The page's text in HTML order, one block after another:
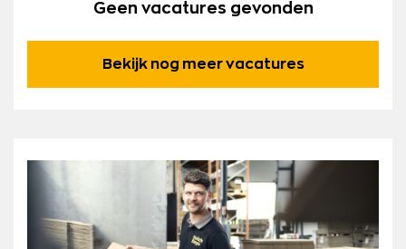
Geen vacatures gevonden
Bekijk nog meer vacatures